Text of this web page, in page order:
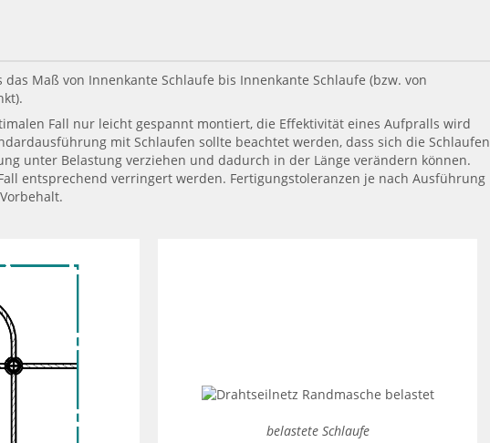
Maß von Innenkante Schlaufe bis Innenkante Schlaufe (bzw. von
Fall nur leicht gespannt montiert, die Effektivität eines Aufpralls wird
mit Schlaufen sollte beachtet werden, dass sich die Schlaufen
unter Belastung verziehen und dadurch in der Länge verändern können.
entsprechend verringert werden. Fertigungstoleranzen je nach Ausführung
belastete Schlaufe